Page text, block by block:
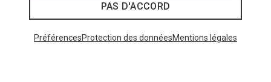
PAS D'ACCORD
PréférencesProtection des donnéesMentions légales